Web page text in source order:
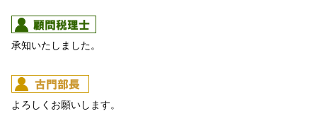
承知いたしました。
よろしくお願いします。